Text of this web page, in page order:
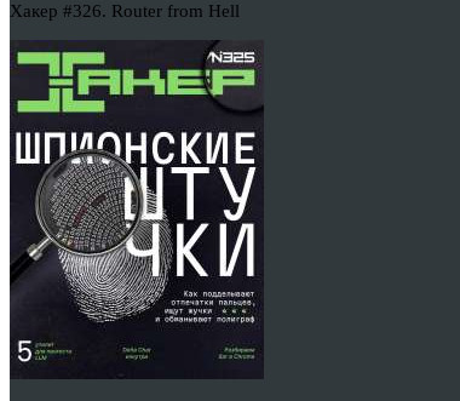
Хакер #326. Router from Hell